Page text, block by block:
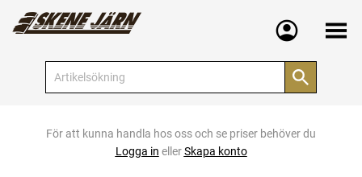
Meny
För att kunna handla hos oss och se priser behöver du
Logga in ellerSkapa konto